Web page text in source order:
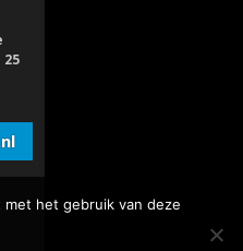
het gebruik van deze